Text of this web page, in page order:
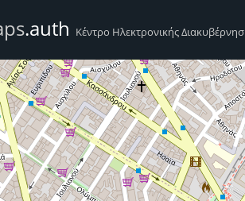
.auth Κέντρο Ηλεκτρονικής